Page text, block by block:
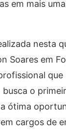
em mais
nesta
Soares em
que
o
ótima
cargos de